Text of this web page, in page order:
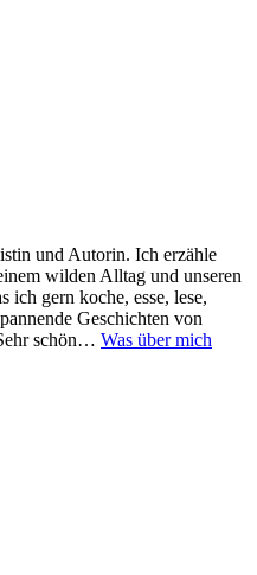
und Autorin. Ich erzähle
wilden Alltag und unseren
ich gern koche, esse, lese,
Geschichten von
schön… Was über mich